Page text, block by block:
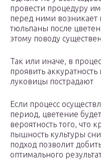
провести процедуру
перед ними возникает
тюльпаны после
этому поводу
Так или иначе, в
проявить
луковицы пострадают
Если процесс
период, цветение
вероятность того, что
пышность культуры
подход позволит
оптимального